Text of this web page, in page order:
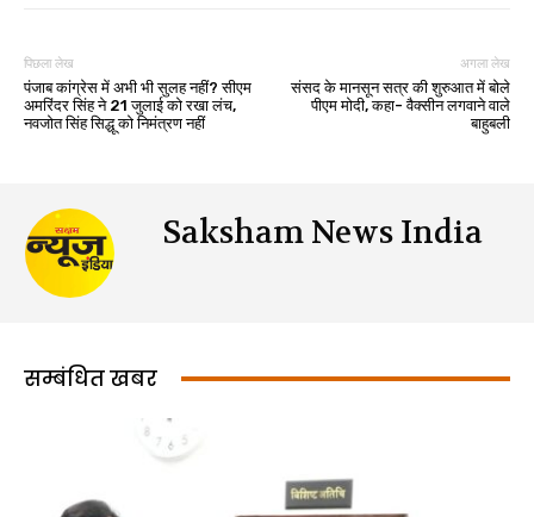
पिछला लेख
पंजाब कांग्रेस में अभी भी सुलह नहीं? सीएम
अमरिंदर सिंह ने 21 जुलाई को रखा लंच,
नवजोत सिंह सिद्धू को निमंत्रण नहीं
अगला लेख
संसद के मानसून सत्र की शुरुआत में बोले
पीएम मोदी, कहा- वैक्सीन लगवाने वाले
बाहुबली
Saksham News India
सम्बंधित खबर